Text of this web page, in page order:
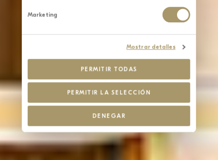
Marketing
Mostrar detalles
PERMITIR TODAS
PERMITIR LA SELECCIÓN
DENEGAR